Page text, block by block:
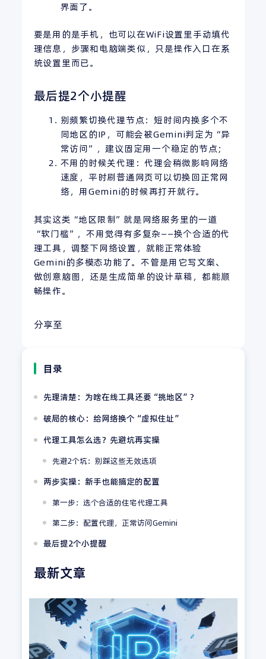
界面了。
要是用的是手机，也可以在WiFi设置里手动填代
理信息，步骤和电脑端类似，只是操作入口在系
统设置里而已。
最后提2个小提醒
别频繁切换代理节点：短时间内换多个不
同地区的IP，可能会被Gemini判定为“异
常访问”，建议固定用一个稳定的节点；
不用的时候关代理：代理会稍微影响网络
速度，平时刷普通网页可以切换回正常网
络，用Gemini的时候再打开就行。
其实这类“地区限制”就是网络服务里的一道
“软门槛”，不用觉得有多复杂——换个合适的代
理工具，调整下网络设置，就能正常体验
Gemini的多模态功能了。不管是用它写文案、
做创意脑图，还是生成简单的设计草稿，都能顺
畅操作。
分享至
目录
先理清楚：为啥在线工具还要“挑地区”？
破局的核心：给网络换个“虚拟住址”
代理工具怎么选？先避坑再实操
先避2个坑：别踩这些无效选项
两步实操：新手也能搞定的配置
第一步：选个合适的住宅代理工具
第二步：配置代理，正常访问Gemini
最后提2个小提醒
最新文章